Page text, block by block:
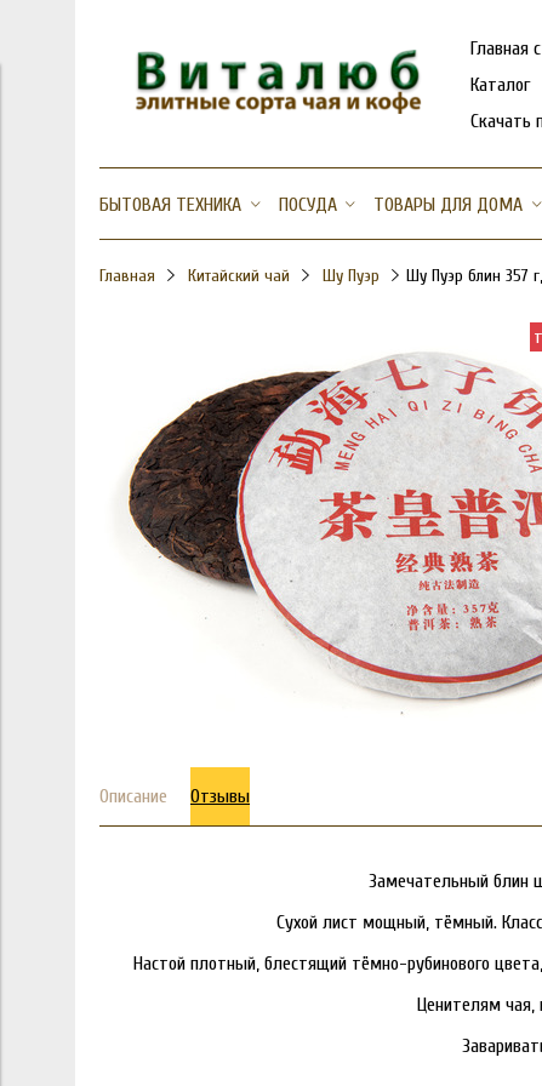
Главная
Каталог
Скачать
БЫТОВАЯ ТЕХНИКА ПОСУДА ТОВАРЫ ДЛЯ ДОМА
Главная Китайский чай Шу Пуэр Шу Пуэр блин 357
Описание Отзывы
Замечательный блин
Сухой лист мощный, тёмный.
Настой плотный, блестящий тёмно-рубинового
Ценителям чая,